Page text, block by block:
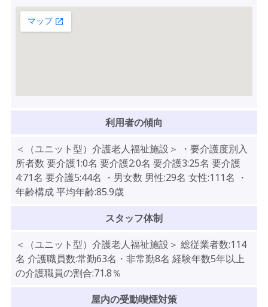
利用者の傾向
＜（ユニット型）介護老人福祉施設＞ ・要介護度別入
所者数 要介護1:0名 要介護2:0名 要介護3:25名 要介護
4:71名 要介護5:44名 ・男女数 男性:29名 女性:111名 ・
年齢構成 平均年齢:85.9歳
スタッフ体制
＜（ユニット型）介護老人福祉施設＞ 総従業者数:114
名 介護職員数:常勤63名・非常勤8名 経験年数5年以上
の介護職員の割合:71.8％
屋内の受動喫煙対策